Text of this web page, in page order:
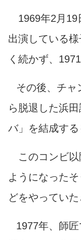
1969年2月19
出演している
く続かず、
その後、チャ
ら脱退した浜
バ」を結成する
このコンビ以
ようになった
どをやっていた
1977年、師